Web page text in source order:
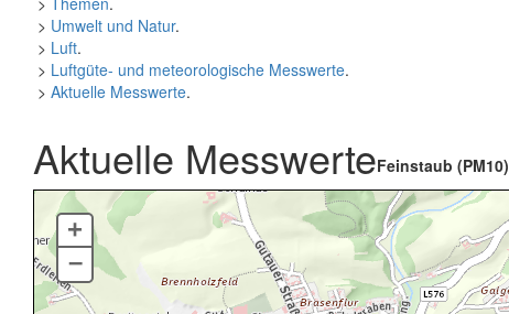
> Umwelt und Natur.
> Luft.
> Luftgüte- und meteorologische Messwerte.
> Aktuelle Messwerte.
Aktuelle MesswerteFeinstaub (PM10)
+
–